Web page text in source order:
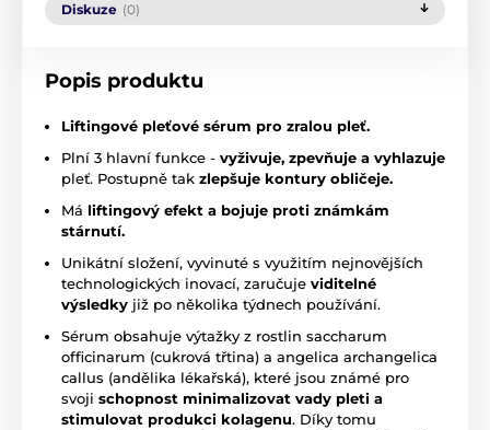
Diskuze (0)
Popis produktu
Liftingové pleťové sérum pro zralou pleť.
Plní 3 hlavní funkce - vyživuje, zpevňuje a vyhlazuje
pleť. Postupně tak zlepšuje kontury obličeje.
Má liftingový efekt a bojuje proti známkám
stárnutí.
Unikátní složení, vyvinuté s využitím nejnovějších
technologických inovací, zaručuje viditelné
výsledky již po několika týdnech používání.
Sérum obsahuje výtažky z rostlin saccharum
officinarum (cukrová třtina) a angelica archangelica
callus (andělika lékařská), které jsou známé pro
svoji schopnost minimalizovat vady pleti a
stimulovat produkci kolagenu. Díky tomu